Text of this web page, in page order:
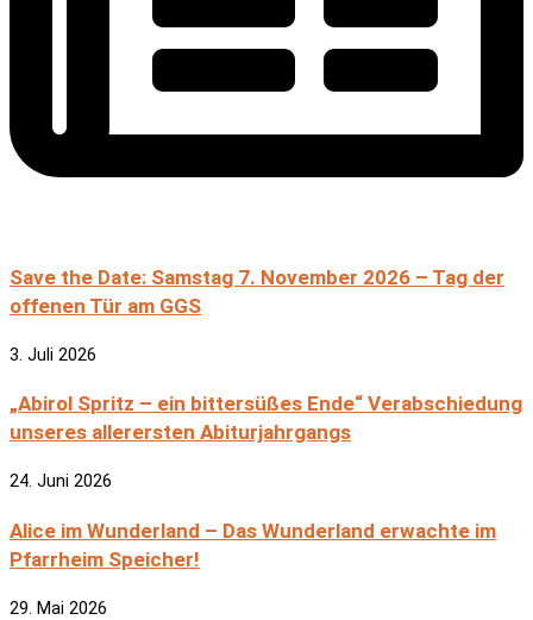
Save the Date: Samstag 7. November 2026 – Tag der
offenen Tür am GGS
3. Juli 2026
„Abirol Spritz – ein bittersüßes Ende“ Verabschiedung
unseres allerersten Abiturjahrgangs
24. Juni 2026
Alice im Wunderland – Das Wunderland erwachte im
Pfarrheim Speicher!
29. Mai 2026